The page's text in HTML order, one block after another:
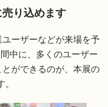
り込めます
ーザーなどが来場を予
中に、多くのユーザー
ができるのが、本展の